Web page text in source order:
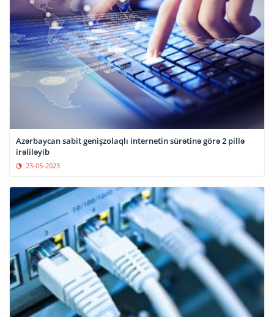
Azərbaycan sabit genişzolaqlı internetin sürətinə görə 2 pillə
irəliləyib
23-05-2023